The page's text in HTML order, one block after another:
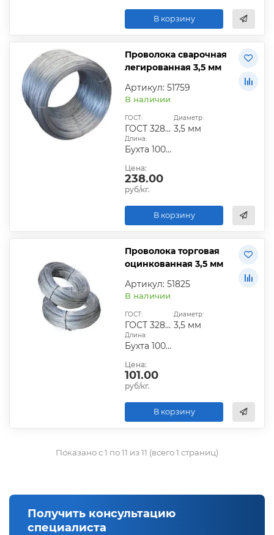
В корзину
Проволока сварочная
легированная 3,5 мм
Артикул: 51759
В наличии
ГОСТ:
ГОСТ 3282-74|ГОСТ 6727-80|ГОСТ 9389-75
Диаметр:
3,5 мм
Длина:
Бухта 100-200 кг
Цена:
238.00
руб/кг.
В корзину
Проволока торговая
оцинкованная 3,5 мм
Артикул: 51825
В наличии
ГОСТ:
ГОСТ 3282-74
Диаметр:
3,5 мм
Длина:
Бухта 100-200 кг
Цена:
101.00
руб/кг.
В корзину
Показано с 1 по 11 из 11 (всего 1 страниц)
Получить консультацию
специалиста